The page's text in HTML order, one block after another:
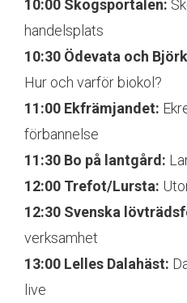
10:00 Skogsportalen:
handelsplats
10:30 Ödevata och
Hur och varför biokol?
11:00 Ekfrämjandet:
förbannelse
11:30 Bo på lantgård:
12:00 Trefot/Lursta:
12:30 Svenska
verksamhet
13:00 Lelles Dalahäst:
live